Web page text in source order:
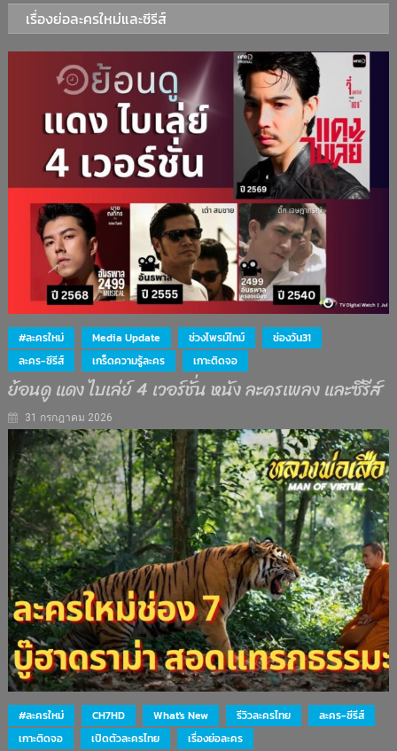
เรื่องย่อละครใหม่และซีรีส์
#ละครใหม่ Media Update ช่วงไพรม์ไทม์
ช่องวัน31
ละคร-ซีรีส์
เกร็ดความรู้ละคร เกาะติดจอ
ย้อนดู แดง ไบเล่ย์ 4 เวอร์ชั่น หนัง ละครเพลง และซีรีส์
31 กรกฎาคม 2026
#ละครใหม่ CH7HD What's New รีวิวละครไทย
ละคร-ซีรีส์
เกาะติดจอ
เปิดตัวละครไทย เรื่องย่อละคร